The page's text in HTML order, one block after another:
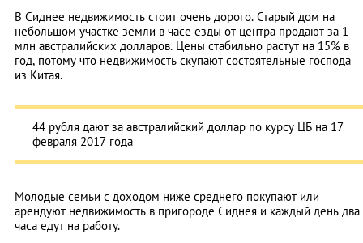
В Сиднее недвижимость стоит очень дорого. Старый дом на
небольшом участке земли в часе езды от центра продают за 1
млн австралийских долларов. Цены стабильно растут на 15% в
год, потому что недвижимость скупают состоятельные господа
из Китая.
44 рубля дают за австралийский доллар по курсу ЦБ на 17
февраля 2017 года
Молодые семьи с доходом ниже среднего покупают или
арендуют недвижимость в пригороде Сиднея и каждый день два
часа едут на работу.